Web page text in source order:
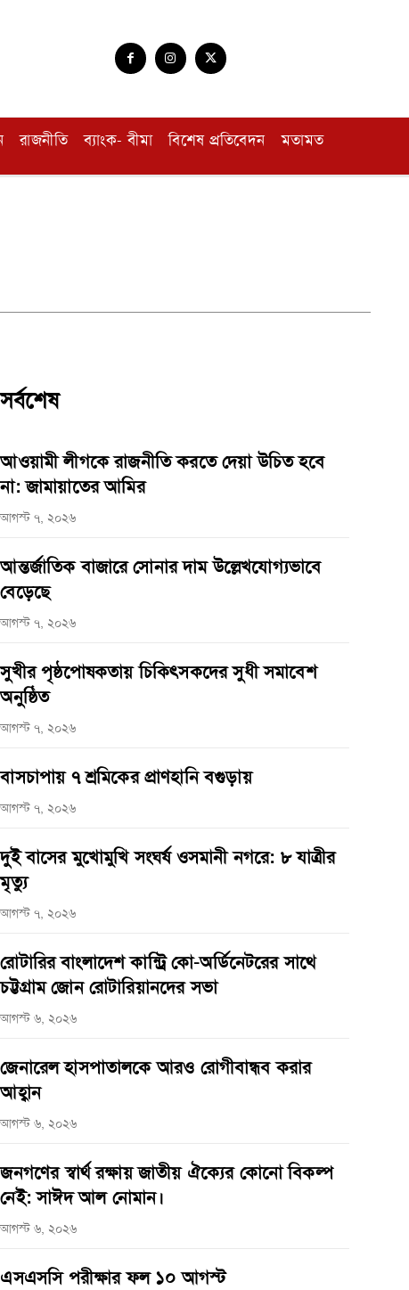
রাজনীতি ব্যাংক- বীমা বিশেষ প্রতিবেদন মতামত
সর্বশেষ
আওয়ামী লীগকে রাজনীতি করতে দেয়া উচিত হবে
না: জামায়াতের আমির
আগস্ট ৭, ২০২৬
আন্তর্জাতিক বাজারে সোনার দাম উল্লেখযোগ্যভাবে
বেড়েছে
আগস্ট ৭, ২০২৬
সুখীর পৃষ্ঠপোষকতায় চিকিৎসকদের সুধী সমাবেশ
অনুষ্ঠিত
আগস্ট ৭, ২০২৬
বাসচাপায় ৭ শ্রমিকের প্রাণহানি বগুড়ায়
আগস্ট ৭, ২০২৬
দুই বাসের মুখোমুখি সংঘর্ষ ওসমানী নগরে: ৮ যাত্রীর
মৃত্যু
আগস্ট ৭, ২০২৬
রোটারির বাংলাদেশ কান্ট্রি কো-অর্ডিনেটরের সাথে
চট্টগ্রাম জোন রোটারিয়ানদের সভা
আগস্ট ৬, ২০২৬
জেনারেল হাসপাতালকে আরও রোগীবান্ধব করার
আহ্বান
আগস্ট ৬, ২০২৬
জনগণের স্বার্থ রক্ষায় জাতীয় ঐক্যের কোনো বিকল্প
নেই: সাঈদ আল নোমান।
আগস্ট ৬, ২০২৬
এসএসসি পরীক্ষার ফল ১০ আগস্ট